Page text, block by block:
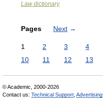
Law dictionary
Pages Next →
1 2 3 4
10
11 12 13
© Academic, 2000-2026
Contact us: Technical Support Advertising